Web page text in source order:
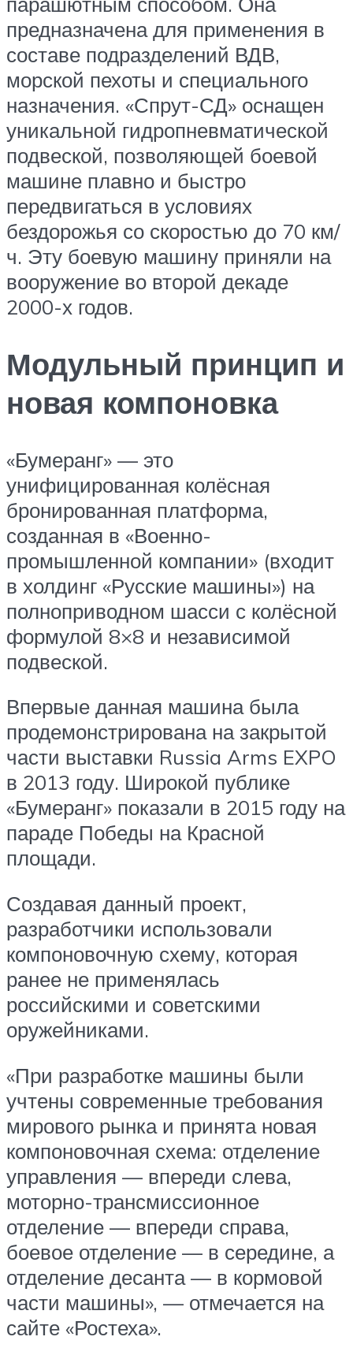
предназначена для применения в
составе подразделений ВДВ,
морской пехоты и специального
назначения. «Спрут-СД» оснащен
уникальной гидропневматической
подвеской, позволяющей боевой
машине плавно и быстро
передвигаться в условиях
бездорожья со скоростью до 70 км/
ч. Эту боевую машину приняли на
вооружение во второй декаде
2000-х годов.
Модульный принцип и
новая компоновка
«Бумеранг» — это
унифицированная колёсная
бронированная платформа,
созданная в «Военно-
промышленной компании» (входит
в холдинг «Русские машины») на
полноприводном шасси с колёсной
формулой 8×8 и независимой
подвеской.
Впервые данная машина была
продемонстрирована на закрытой
части выставки Russia Arms EXPO
в 2013 году. Широкой публике
«Бумеранг» показали в 2015 году на
параде Победы на Красной
площади.
Создавая данный проект,
разработчики использовали
компоновочную схему, которая
ранее не применялась
российскими и советскими
оружейниками.
«При разработке машины были
учтены современные требования
мирового рынка и принята новая
компоновочная схема: отделение
управления — впереди слева,
моторно-трансмиссионное
отделение — впереди справа,
боевое отделение — в середине, а
отделение десанта — в кормовой
части машины», — отмечается на
сайте «Ростеха».